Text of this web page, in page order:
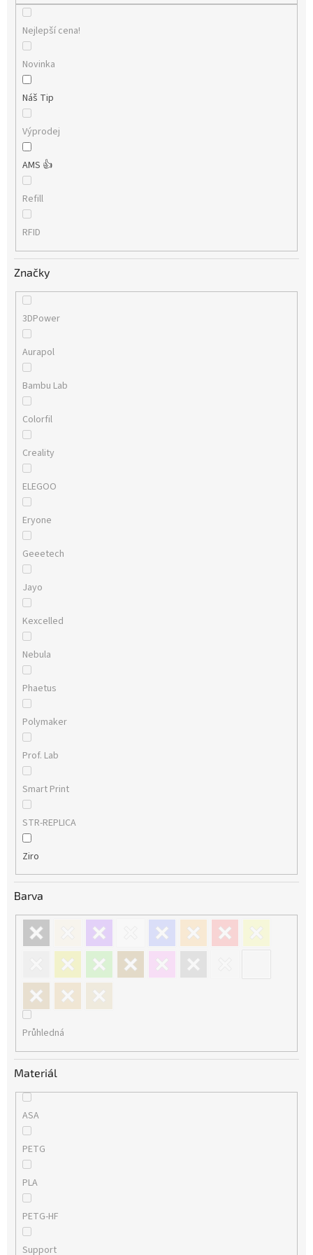
Nejlepší cena!
Novinka
Náš Tip
Výprodej
AMS 👍
Refill
RFID
Značky
3DPower
Aurapol
Bambu Lab
Colorfil
Creality
ELEGOO
Eryone
Geeetech
Jayo
Kexcelled
Nebula
Phaetus
Polymaker
Prof. Lab
Smart Print
STR-REPLICA
Ziro
Barva
Průhledná
Materiál
ASA
PETG
PLA
PETG-HF
Support